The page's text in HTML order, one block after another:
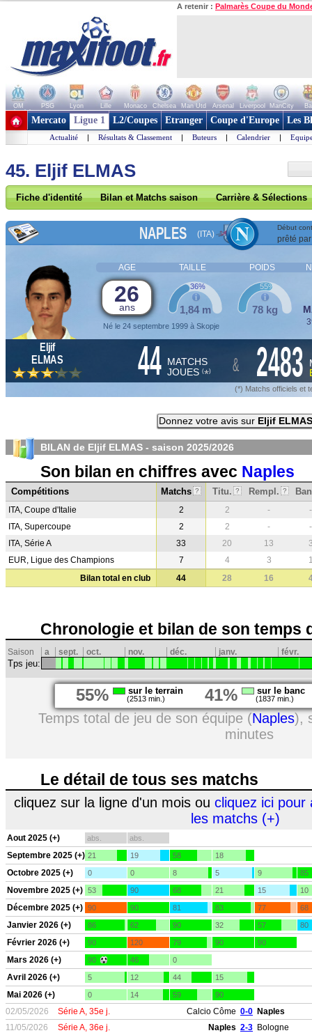
A retenir : Palmarès Coupe du
OM PSG Lyon Lille Monaco Chelsea Man Utd Arsenal Liverpool ManCity
+ de clubs
Mercato Ligue 1 L2/Coupes Etranger Coupe d'Europe Les
Actualité | Résultats & Classement | Buteurs | Calendrier |
45. Eljif ELMAS
Fiche d'identité Bilan et Matchs saison Carrière & Sélections
NAPLES (ITA)
Début
prêté
AGE TAILLE POIDS
26
ans
Né le 24 septembre 1999 à Skopje
1,84 m
36%
78 kg
55%
Eljif
ELMAS
44 MATCHS
JOUES (*) & 2483
(*) Matchs officiels et
Donnez votre avis sur Eljif ELMAS
BILAN de Eljif ELMAS - saison 2025/2026
Son bilan en chiffres avec Naples
Compétitions Matchs ? Titu. ? Rempl. ?
ITA, Coupe d'Italie 2 2 -
-
ITA, Supercoupe
2 2 -
-
ITA, Série A
33 20 13
EUR, Ligue des Champions
7 4 3
Bilan total en club
44 28 16
Chronologie et bilan de son temps
Saison a sept. oct. nov. déc. janv. févr.
Tps jeu:
55% sur le terrain
(2513 min.) 41% sur le banc
(1837 min.)
Temps total de jeu de son équipe (Naples),
minutes
Le détail de tous ses matchs
cliquez sur la ligne d'un mois ou cliquez ici pour
les matchs (+)
Aout 2025 (+) abs. abs.
Septembre 2025 (+) 21 19 58 18
Octobre 2025 (+) 0 0 8 5 9 85
Novembre 2025 (+) 53 90 68 21 15 10
Décembre 2025 (+) 90 90 81 83 77 68
Janvier 2026 (+) 86 62 90 32 57 80
Février 2026 (+) 90 120 79 90 90
Mars 2026 (+) 90 46 0
Avril 2026 (+) 5 12 44 15
Mai 2026 (+) 0 14 59 90
02/05/2026 Série A, 35e j. Calcio Côme 0-0 Naples
11/05/2026
Série A, 36e j. Naples 2-3 Bologne